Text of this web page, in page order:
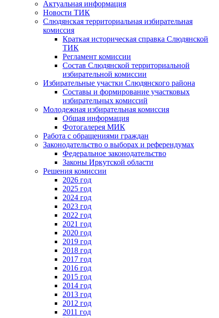
Актуальная информация
Новости ТИК
Слюдянская территориальная избирательная
комиссия
Краткая историческая справка Слюдянской
ТИК
Регламент комиссии
Состав Слюдянской территориальной
избирательной комиссии
Избирательные участки Слюдянского района
Составы и формирование участковых
избирательных комиссий
Молодежная избирательная комиссия
Общая информация
Фотогалерея МИК
Работа с обращениями граждан
Законодательство о выборах и референдумах
Федеральное законодательство
Законы Иркутской области
Решения комиссии
2026 год
2025 год
2024 год
2023 год
2022 год
2021 год
2020 год
2019 год
2018 год
2017 год
2016 год
2015 год
2014 год
2013 год
2012 год
2011 год